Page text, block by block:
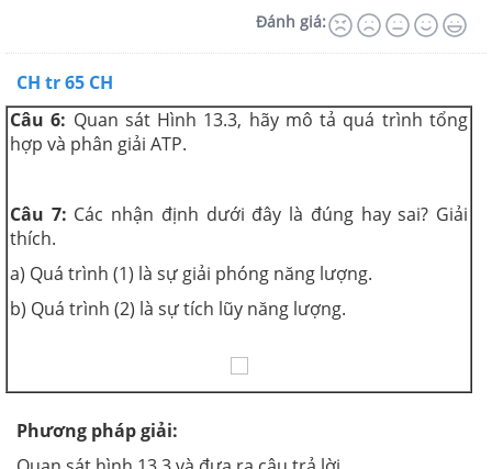
Đánh giá:
CH tr 65 CH
Câu 6: Quan sát Hình 13.3, hãy mô tả quá trình tổng
hợp và phân giải ATP.
Câu 7: Các nhận định dưới đây là đúng hay sai? Giải
thích.
a) Quá trình (1) là sự giải phóng năng lượng.
b) Quá trình (2) là sự tích lũy năng lượng.
Phương pháp giải: